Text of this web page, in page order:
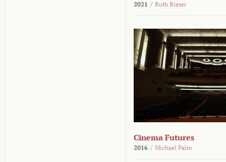
2021 / Ruth Rieser
Cinema Futures
2016 / Michael Palm